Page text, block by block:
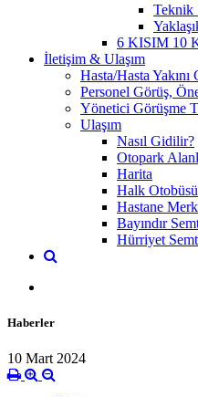
Teknik
6 KISIM 10
İletişim & Ulaşım
Hasta/Hasta
Personel Görüş,
Yönetici Görüşme
Ulaşım
Nasıl Gidilir?
Otopark
Harita
Halk
Hastane
Bayındır
Hürriyet
Haberler
10 Mart 2024